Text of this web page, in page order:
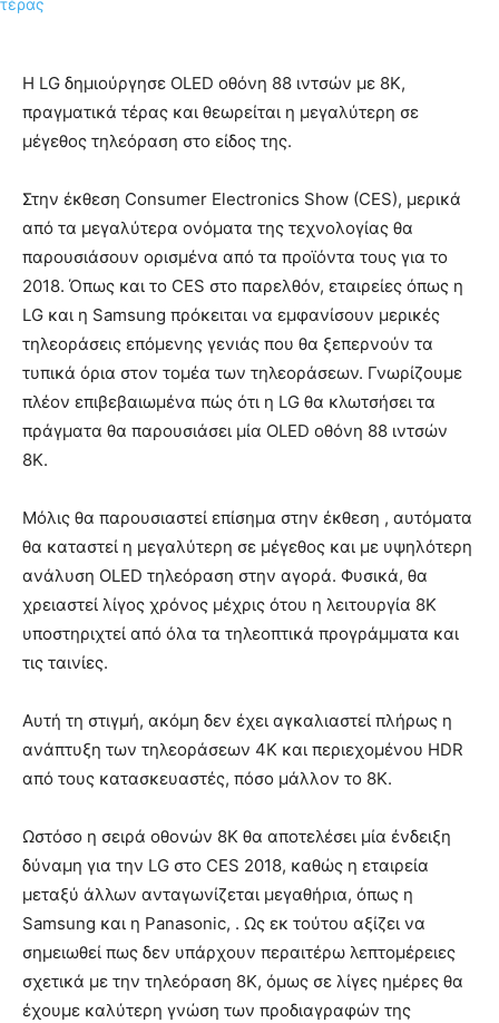
Η LG δημιούργησε OLED οθόνη 88 ιντσών με 8K,
πραγματικά τέρας και θεωρείται η μεγαλύτερη σε
μέγεθος τηλεόραση στο είδος της.
Στην έκθεση Consumer Electronics Show (CES), μερικά
από τα μεγαλύτερα ονόματα της τεχνολογίας θα
παρουσιάσουν ορισμένα από τα προϊόντα τους για το
2018. Όπως και το CES στο παρελθόν, εταιρείες όπως η
LG και η Samsung πρόκειται να εμφανίσουν μερικές
τηλεοράσεις επόμενης γενιάς που θα ξεπερνούν τα
τυπικά όρια στον τομέα των τηλεοράσεων. Γνωρίζουμε
πλέον επιβεβαιωμένα πώς ότι η LG θα κλωτσήσει τα
πράγματα θα παρουσιάσει μία OLED οθόνη 88 ιντσών
8K.
Μόλις θα παρουσιαστεί επίσημα στην έκθεση , αυτόματα
θα καταστεί η μεγαλύτερη σε μέγεθος και με υψηλότερη
ανάλυση OLED τηλεόραση στην αγορά. Φυσικά, θα
χρειαστεί λίγος χρόνος μέχρις ότου η λειτουργία 8Κ
υποστηριχτεί από όλα τα τηλεοπτικά προγράμματα και
τις ταινίες.
Αυτή τη στιγμή, ακόμη δεν έχει αγκαλιαστεί πλήρως η
ανάπτυξη των τηλεοράσεων 4K και περιεχομένου HDR
από τους κατασκευαστές, πόσο μάλλον το 8K.
Ωστόσο η σειρά οθονών 8K θα αποτελέσει μία ένδειξη
δύναμη για την LG στο CES 2018, καθώς η εταιρεία
μεταξύ άλλων ανταγωνίζεται μεγαθήρια, όπως η
Samsung και η Panasonic, . Ως εκ τούτου αξίζει να
σημειωθεί πως δεν υπάρχουν περαιτέρω λεπτομέρειες
σχετικά με την τηλεόραση 8K, όμως σε λίγες ημέρες θα
έχουμε καλύτερη γνώση των προδιαγραφών της